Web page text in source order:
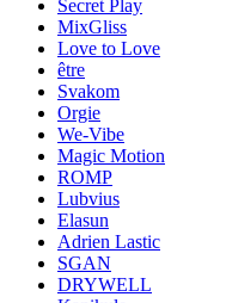
Secret Play
MixGliss
Love to Love
être
Svakom
Orgie
We-Vibe
Magic Motion
ROMP
Lubvius
Elasun
Adrien Lastic
SGAN
DRYWELL